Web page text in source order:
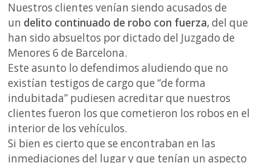
Nuestros clientes venían siendo acusados de
un delito continuado de robo con fuerza, del que
han sido absueltos por dictado del Juzgado de
Menores 6 de Barcelona.
Este asunto lo defendimos aludiendo que no
existían testigos de cargo que “de forma
indubitada” pudiesen acreditar que nuestros
clientes fueron los que cometieron los robos en el
interior de los vehículos.
Si bien es cierto que se encontraban en las
inmediaciones del lugar y que tenían un aspecto